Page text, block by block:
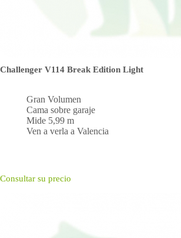
Challenger V114 Break Edition Light
Gran Volumen
Cama sobre garaje
Mide 5,99 m
Ven a verla a Valencia
Consultar su precio